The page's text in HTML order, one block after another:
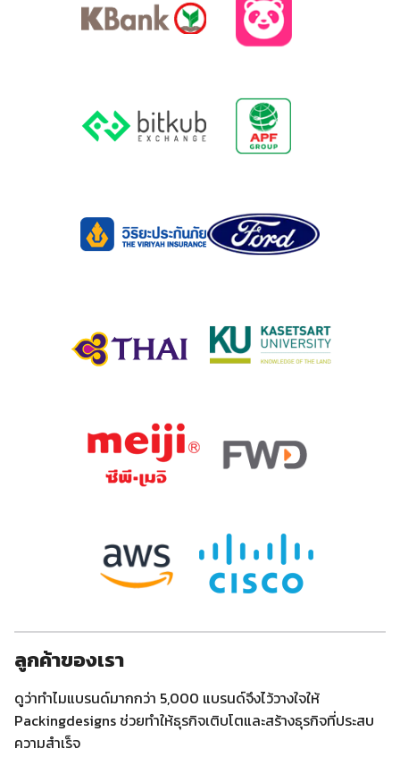
ลูกค้าของเรา
ดูว่าทำไมแบรนด์มากกว่า 5,000 แบรนด์จึงไว้วางใจให้
Packingdesigns ช่วยทำให้ธุรกิจเติบโตและสร้างธุรกิจที่ประสบ
ความสำเร็จ